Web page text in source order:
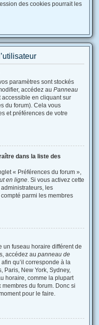
des cookies pourrait les
paramètres sont stockés
accédez au Panneau
en cliquant sur
du forum). Cela vous
et préférences de votre
dans la liste des
« Préférences du forum »,
en ligne. Si vous activez cette
les
parmi les membres
un fuseau horaire différent de
accédez au panneau de
qu’il corresponde à la
Paris, New York, Sydney,
horaire, comme la plupart
membres du forum. Donc si
pour le faire.